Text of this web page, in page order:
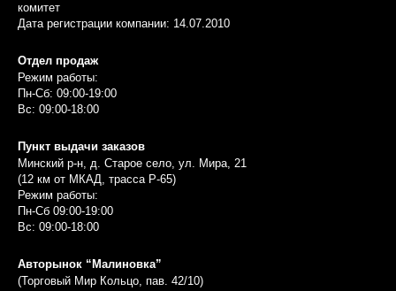
комитет
Дата регистрации компании: 14.07.2010
Отдел продаж
Режим работы:
Пн-Сб: 09:00-19:00
Вс: 09:00-18:00
Пункт выдачи заказов
Минский р-н, д. Старое село, ул. Мира, 21
(12 км от МКАД, трасса P-65)
Режим работы:
Пн-Сб 09:00-19:00
Вс: 09:00-18:00
Авторынок “Малиновка”
(Торговый Мир Кольцо, пав. 42/10)